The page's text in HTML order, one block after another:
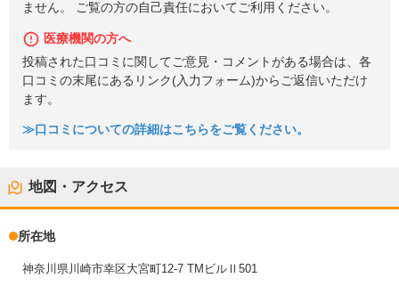
ません。 ご覧の方の自己責任においてご利用ください。
医療機関の方へ
投稿された口コミに関してご意見・コメントがある場合は、各
口コミの末尾にあるリンク(入力フォーム)からご返信いただけ
ます。
≫口コミについての詳細はこちらをご覧ください。
地図・アクセス
所在地
神奈川県川崎市幸区大宮町12-7 TMビルⅡ501